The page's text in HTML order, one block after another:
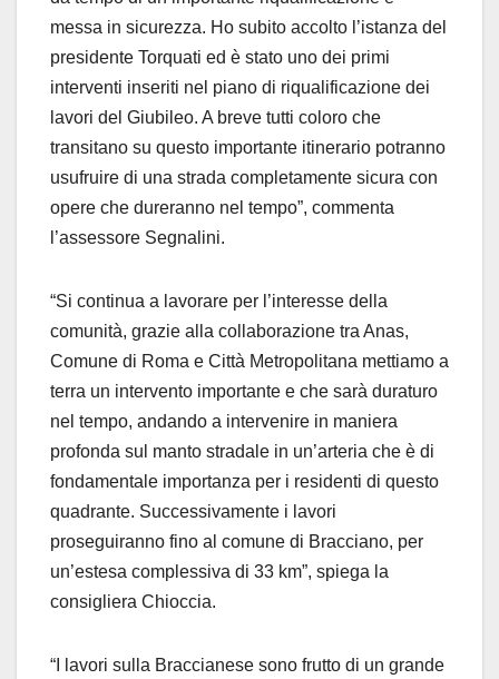
messa in sicurezza. Ho subito accolto l’istanza del
presidente Torquati ed è stato uno dei primi
interventi inseriti nel piano di riqualificazione dei
lavori del Giubileo. A breve tutti coloro che
transitano su questo importante itinerario potranno
usufruire di una strada completamente sicura con
opere che dureranno nel tempo”, commenta
l’assessore Segnalini.
“Si continua a lavorare per l’interesse della
comunità, grazie alla collaborazione tra Anas,
Comune di Roma e Città Metropolitana mettiamo a
terra un intervento importante e che sarà duraturo
nel tempo, andando a intervenire in maniera
profonda sul manto stradale in un’arteria che è di
fondamentale importanza per i residenti di questo
quadrante. Successivamente i lavori
proseguiranno fino al comune di Bracciano, per
un’estesa complessiva di 33 km”, spiega la
consigliera Chioccia.
“I lavori sulla Braccianese sono frutto di un grande